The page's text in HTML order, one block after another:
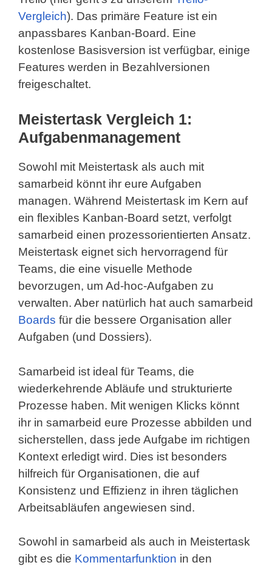
Vergleich). Das primäre Feature ist ein
anpassbares Kanban-Board. Eine
kostenlose Basisversion ist verfügbar, einige
Features werden in Bezahlversionen
freigeschaltet.
Meistertask Vergleich 1:
Aufgabenmanagement
Sowohl mit Meistertask als auch mit
samarbeid könnt ihr eure Aufgaben
managen. Während Meistertask im Kern auf
ein flexibles Kanban-Board setzt, verfolgt
samarbeid einen prozessorientierten Ansatz.
Meistertask eignet sich hervorragend für
Teams, die eine visuelle Methode
bevorzugen, um Ad-hoc-Aufgaben zu
verwalten. Aber natürlich hat auch samarbeid
Boards für die bessere Organisation aller
Aufgaben (und Dossiers).
Samarbeid ist ideal für Teams, die
wiederkehrende Abläufe und strukturierte
Prozesse haben. Mit wenigen Klicks könnt
ihr in samarbeid eure Prozesse abbilden und
sicherstellen, dass jede Aufgabe im richtigen
Kontext erledigt wird. Dies ist besonders
hilfreich für Organisationen, die auf
Konsistenz und Effizienz in ihren täglichen
Arbeitsabläufen angewiesen sind.
Sowohl in samarbeid als auch in Meistertask
gibt es die Kommentarfunktion in den